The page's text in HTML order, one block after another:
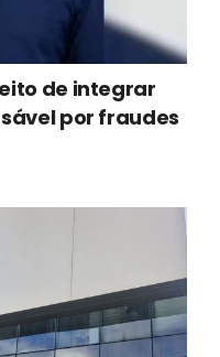
de integrar
por fraudes